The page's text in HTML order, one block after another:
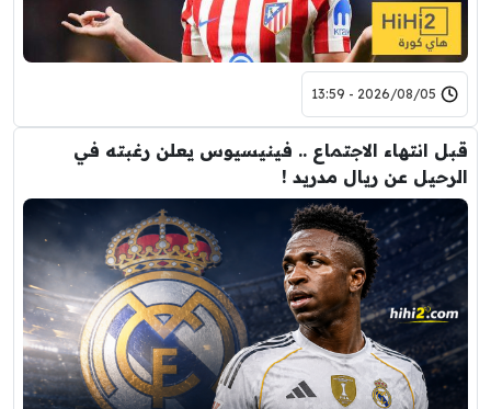
2026/08/05 - 13:59
قبل انتهاء الاجتماع .. فينيسيوس يعلن رغبته في
الرحيل عن ريال مدريد !